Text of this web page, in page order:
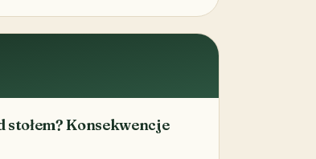
stołem? Konsekwencje